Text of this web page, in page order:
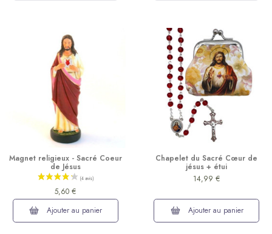
Magnet religieux - Sacré Coeur
de Jésus
5,60 €
Ajouter au panier
Chapelet du Sacré Cœur de
jésus + étui
14,99 €
Ajouter au panier